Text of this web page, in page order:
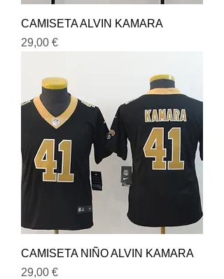
CAMISETA ALVIN KAMARA
Precio
29,00 €
CAMISETA NIÑO ALVIN KAMARA
Precio
29,00 €